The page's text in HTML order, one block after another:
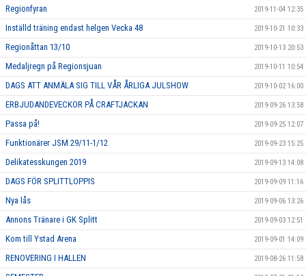
Regionfyran 2019-11-04 12:35
Inställd träning endast helgen Vecka 48 2019-10-21 10:33
Regionåttan 13/10 2019-10-13 20:53
Medaljregn på Regionsjuan 2019-10-11 10:54
DAGS ATT ANMÄLA SIG TILL VÅR ÅRLIGA JULSHOW 2019-10-02 16:00
ERBJUDANDEVECKOR PÅ CRAFTJACKAN 2019-09-26 13:58
Passa på! 2019-09-25 12:07
Funktionärer JSM 29/11-1/12 2019-09-23 15:25
Delikatesskungen 2019 2019-09-13 14:08
DAGS FÖR SPLITTLOPPIS 2019-09-09 11:16
Nya lås 2019-09-06 13:26
Annons Tränare i GK Splitt 2019-09-03 12:51
Kom till Ystad Arena 2019-09-01 14:09
RENOVERING I HALLEN 2019-08-26 11:58